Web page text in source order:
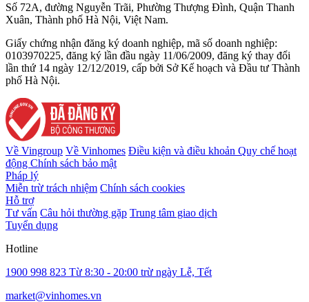
Số 72A, đường Nguyễn Trãi, Phường Thượng Đình, Quận Thanh
Xuân, Thành phố Hà Nội, Việt Nam.
Giấy chứng nhận đăng ký doanh nghiệp, mã số doanh nghiệp:
0103970225, đăng ký lần đầu ngày 11/06/2009, đăng ký thay đổi
lần thứ 14 ngày 12/12/2019, cấp bởi Sở Kế hoạch và Đầu tư Thành
phố Hà Nội.
Về Vingroup Về Vinhomes Điều kiện và điều khoản Quy chế hoạt
động Chính sách bảo mật
Pháp lý
Miễn trừ trách nhiệm Chính sách cookies
Hỗ trợ
Tư vấn Câu hỏi thường gặp Trung tâm giao dịch
Tuyển dụng
Hotline
1900 998 823 Từ 8:30 - 20:00 trừ ngày Lễ, Tết
market@vinhomes.vn